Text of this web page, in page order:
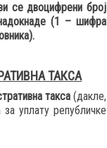
се двоцифрени број
(1 – шифра
ТАКСА
такса (дакле,
уплату републичке